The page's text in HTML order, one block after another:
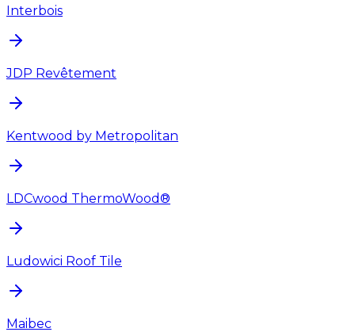
Interbois
JDP Revêtement
Kentwood by Metropolitan
LDCwood ThermoWood®
Ludowici Roof Tile
Maibec